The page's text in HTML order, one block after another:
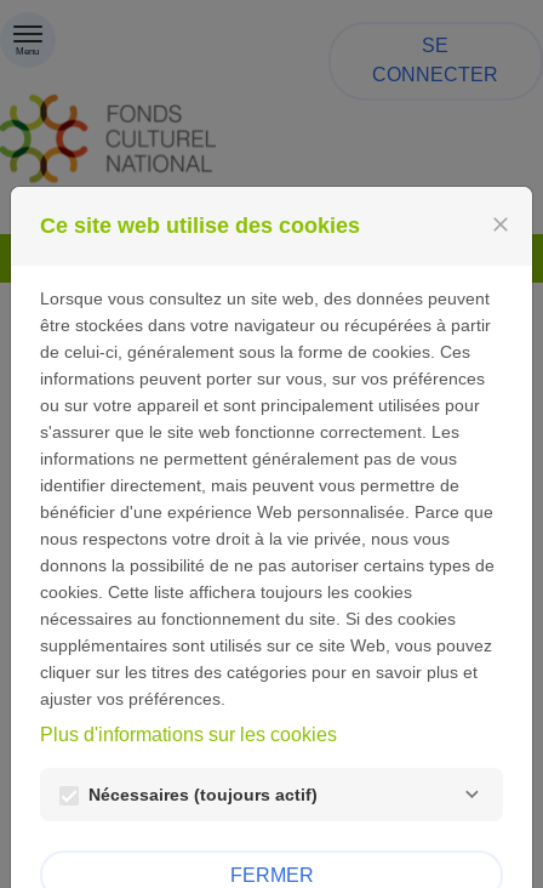
Passer au contenu
Menu
SE
CONNECTER
MUSIQUE
Dans le cadre de sa politique de soutien au
secteur de la musique et afin de mieux
accompagner les parcours artistiques de nos
musiciens, le Fonds culturel national offre
une série de bourses et
résidences visant une
professionnalisation, une recherche et/ou un
perfectionnement des artistes sur une
longue durée.
Le but premier de l’attribution d’une telle
bourse ou résidence est la stimulation de la
postulants sont responsables de la
préparation de leur dossier et sont libres d'y
Ce site web utilise des cookies close
Lorsque vous consultez un site web, des données peuvent
être stockées dans votre navigateur ou récupérées à partir
de celui-ci, généralement sous la forme de cookies. Ces
informations peuvent porter sur vous, sur vos préférences
ou sur votre appareil et sont principalement utilisées pour
s'assurer que le site web fonctionne correctement. Les
informations ne permettent généralement pas de vous
identifier directement, mais peuvent vous permettre de
bénéficier d'une expérience Web personnalisée. Parce que
nous respectons votre droit à la vie privée, nous vous
donnons la possibilité de ne pas autoriser certains types de
cookies. Cette liste affichera toujours les cookies
nécessaires au fonctionnement du site. Si des cookies
supplémentaires sont utilisés sur ce site Web, vous pouvez
cliquer sur les titres des catégories pour en savoir plus et
ajuster vos préférences.
Plus d'informations sur les cookies
Nécessaires (toujours actif)
FERMER